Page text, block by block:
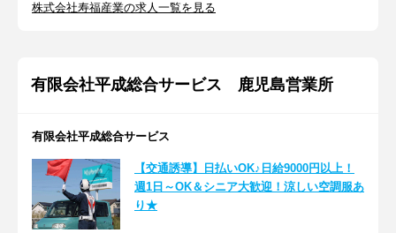
株式会社寿福産業の求人一覧を見る
有限会社平成総合サービス 鹿児島営業所
有限会社平成総合サービス
【交通誘導】日払いOK♪日給9000円以上！
週1日～OK＆シニア大歓迎！涼しい空調服あ
り★